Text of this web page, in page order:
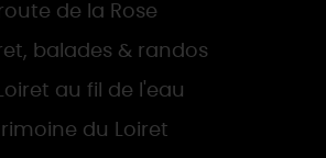
route de la Rose
balades & randos
Loiret au fil de l'eau
du Loiret